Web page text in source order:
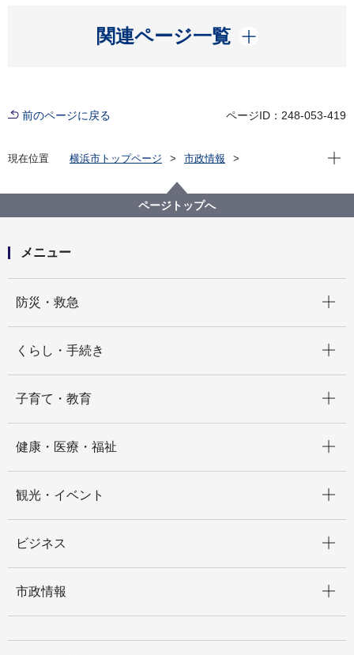
関連ページ一覧
開く
前のページに戻る ページID：248-053-419
現在位置 横浜市トップページ
市政情報
神奈川県・横浜市・川崎市主催 オンラインセミナーを
開催します 「医療及びヘルスケア分野におけるスター
現在
ページトップへ
メニュー
防災・救急
くらし・手続き
子育て・教育
健康・医療・福祉
観光・イベント
ビジネス
市政情報